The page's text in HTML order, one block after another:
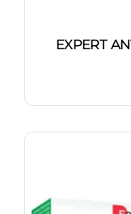
EXPERT